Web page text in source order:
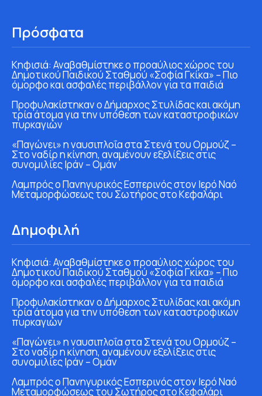
Πρόσφατα
Κηφισιά: Αναβαθμίστηκε ο προαύλιος χώρος του
Δημοτικού Παιδικού Σταθμού «Σοφία Γκίκα» – Πιο
όμορφο και ασφαλές περιβάλλον για τα παιδιά
Προφυλακίστηκαν ο Δήμαρχος Στυλίδας και ακόμη
τρία άτομα για την υπόθεση των καταστροφικών
πυρκαγιών
«Παγώνει» η ναυσιπλοΐα στα Στενά του Ορμούζ –
Στο ναδίρ η κίνηση, αναμένουν εξελίξεις στις
συνομιλίες Ιράν – Ομάν
Λαμπρός ο Πανηγυρικός Εσπερινός στον Ιερό Ναό
Μεταμορφώσεως του Σωτήρος στο Κεφαλάρι
Δημοφιλή
Κηφισιά: Αναβαθμίστηκε ο προαύλιος χώρος του
Δημοτικού Παιδικού Σταθμού «Σοφία Γκίκα» – Πιο
όμορφο και ασφαλές περιβάλλον για τα παιδιά
Προφυλακίστηκαν ο Δήμαρχος Στυλίδας και ακόμη
τρία άτομα για την υπόθεση των καταστροφικών
πυρκαγιών
«Παγώνει» η ναυσιπλοΐα στα Στενά του Ορμούζ –
Στο ναδίρ η κίνηση, αναμένουν εξελίξεις στις
συνομιλίες Ιράν – Ομάν
Λαμπρός ο Πανηγυρικός Εσπερινός στον Ιερό Ναό
Μεταμορφώσεως του Σωτήρος στο Κεφαλάρι